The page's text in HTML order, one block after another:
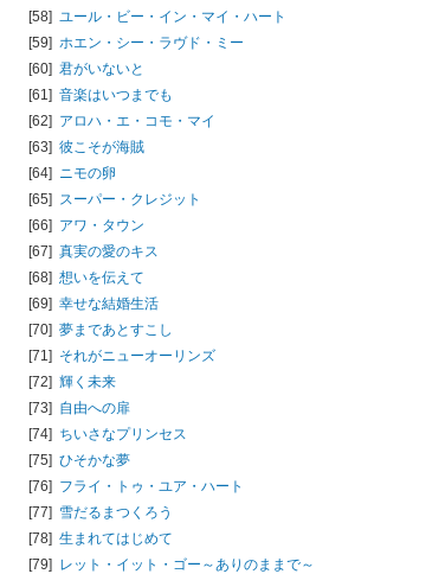
[58] ユール・ビー・イン・マイ・ハート
[59] ホエン・シー・ラヴド・ミー
[60] 君がいないと
[61] 音楽はいつまでも
[62] アロハ・エ・コモ・マイ
[63] 彼こそが海賊
[64] ニモの卵
[65] スーパー・クレジット
[66] アワ・タウン
[67] 真実の愛のキス
[68] 想いを伝えて
[69] 幸せな結婚生活
[70] 夢まであとすこし
[71] それがニューオーリンズ
[72] 輝く未来
[73] 自由への扉
[74] ちいさなプリンセス
[75] ひそかな夢
[76] フライ・トゥ・ユア・ハート
[77] 雪だるまつくろう
[78] 生まれてはじめて
[79] レット・イット・ゴー～ありのままで～